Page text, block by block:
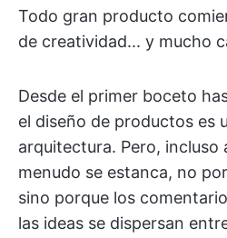
Todo gran producto
de creatividad... y mucho
Desde el primer boceto
el diseño de productos es
arquitectura. Pero, incluso
menudo se estanca, no
sino porque los
las ideas se dispersan